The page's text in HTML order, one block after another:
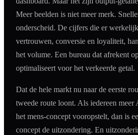
Meer beelden is niet meer merk.
onderscheid. De cijfers die er
vertrouwen, conversie en loyaliteit,
het volume. Een bureau dat afrekent
optimaliseert voor het verkeerde getal.
Dat de hele markt nu naar de eerste
tweede route loont. Als iedereen meer
het mens-concept vooropstelt, dan is
concept de uitzondering. En